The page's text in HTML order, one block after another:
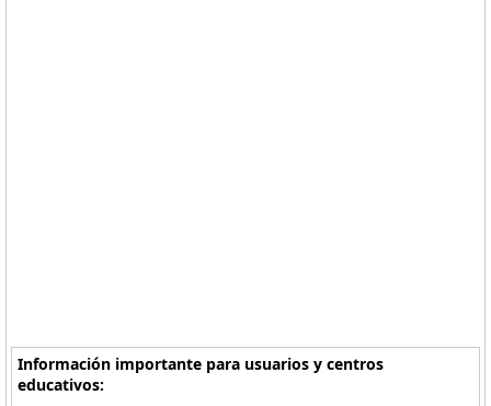
Información importante para usuarios y centros
educativos: